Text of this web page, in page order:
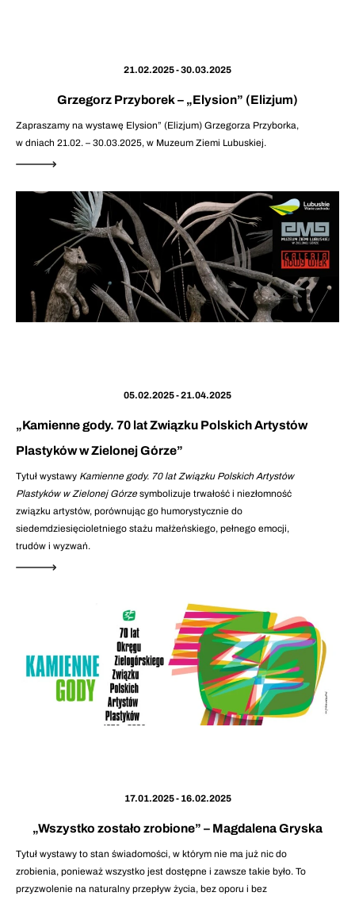
21.02.2025 - 30.03.2025
Grzegorz Przyborek – „Elysion” (Elizjum)
Zapraszamy na wystawę Elysion” (Elizjum) Grzegorza Przyborka,
w dniach 21.02. – 30.03.2025, w Muzeum Ziemi Lubuskiej.
05.02.2025 - 21.04.2025
„Kamienne gody. 70 lat Związku Polskich Artystów
Plastyków w Zielonej Górze”
Tytuł wystawy Kamienne gody. 70 lat Związku Polskich Artystów
Plastyków w Zielonej Górze symbolizuje trwałość i niezłomność
związku artystów, porównując go humorystycznie do
siedemdziesięcioletniego stażu małżeńskiego, pełnego emocji,
trudów i wyzwań.
17.01.2025 - 16.02.2025
„Wszystko zostało zrobione” – Magdalena Gryska
Tytuł wystawy to stan świadomości, w którym nie ma już nic do
zrobienia, ponieważ wszystko jest dostępne i zawsze takie było. To
przyzwolenie na naturalny przepływ życia, bez oporu i bez